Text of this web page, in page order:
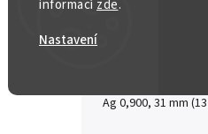
informacízde.
Nastavení
Ag 0,900, 31 mm